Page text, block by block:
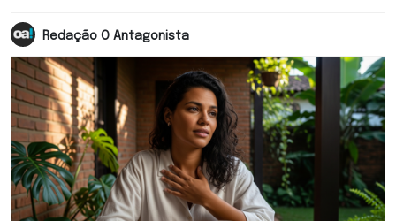
Redação O Antagonista